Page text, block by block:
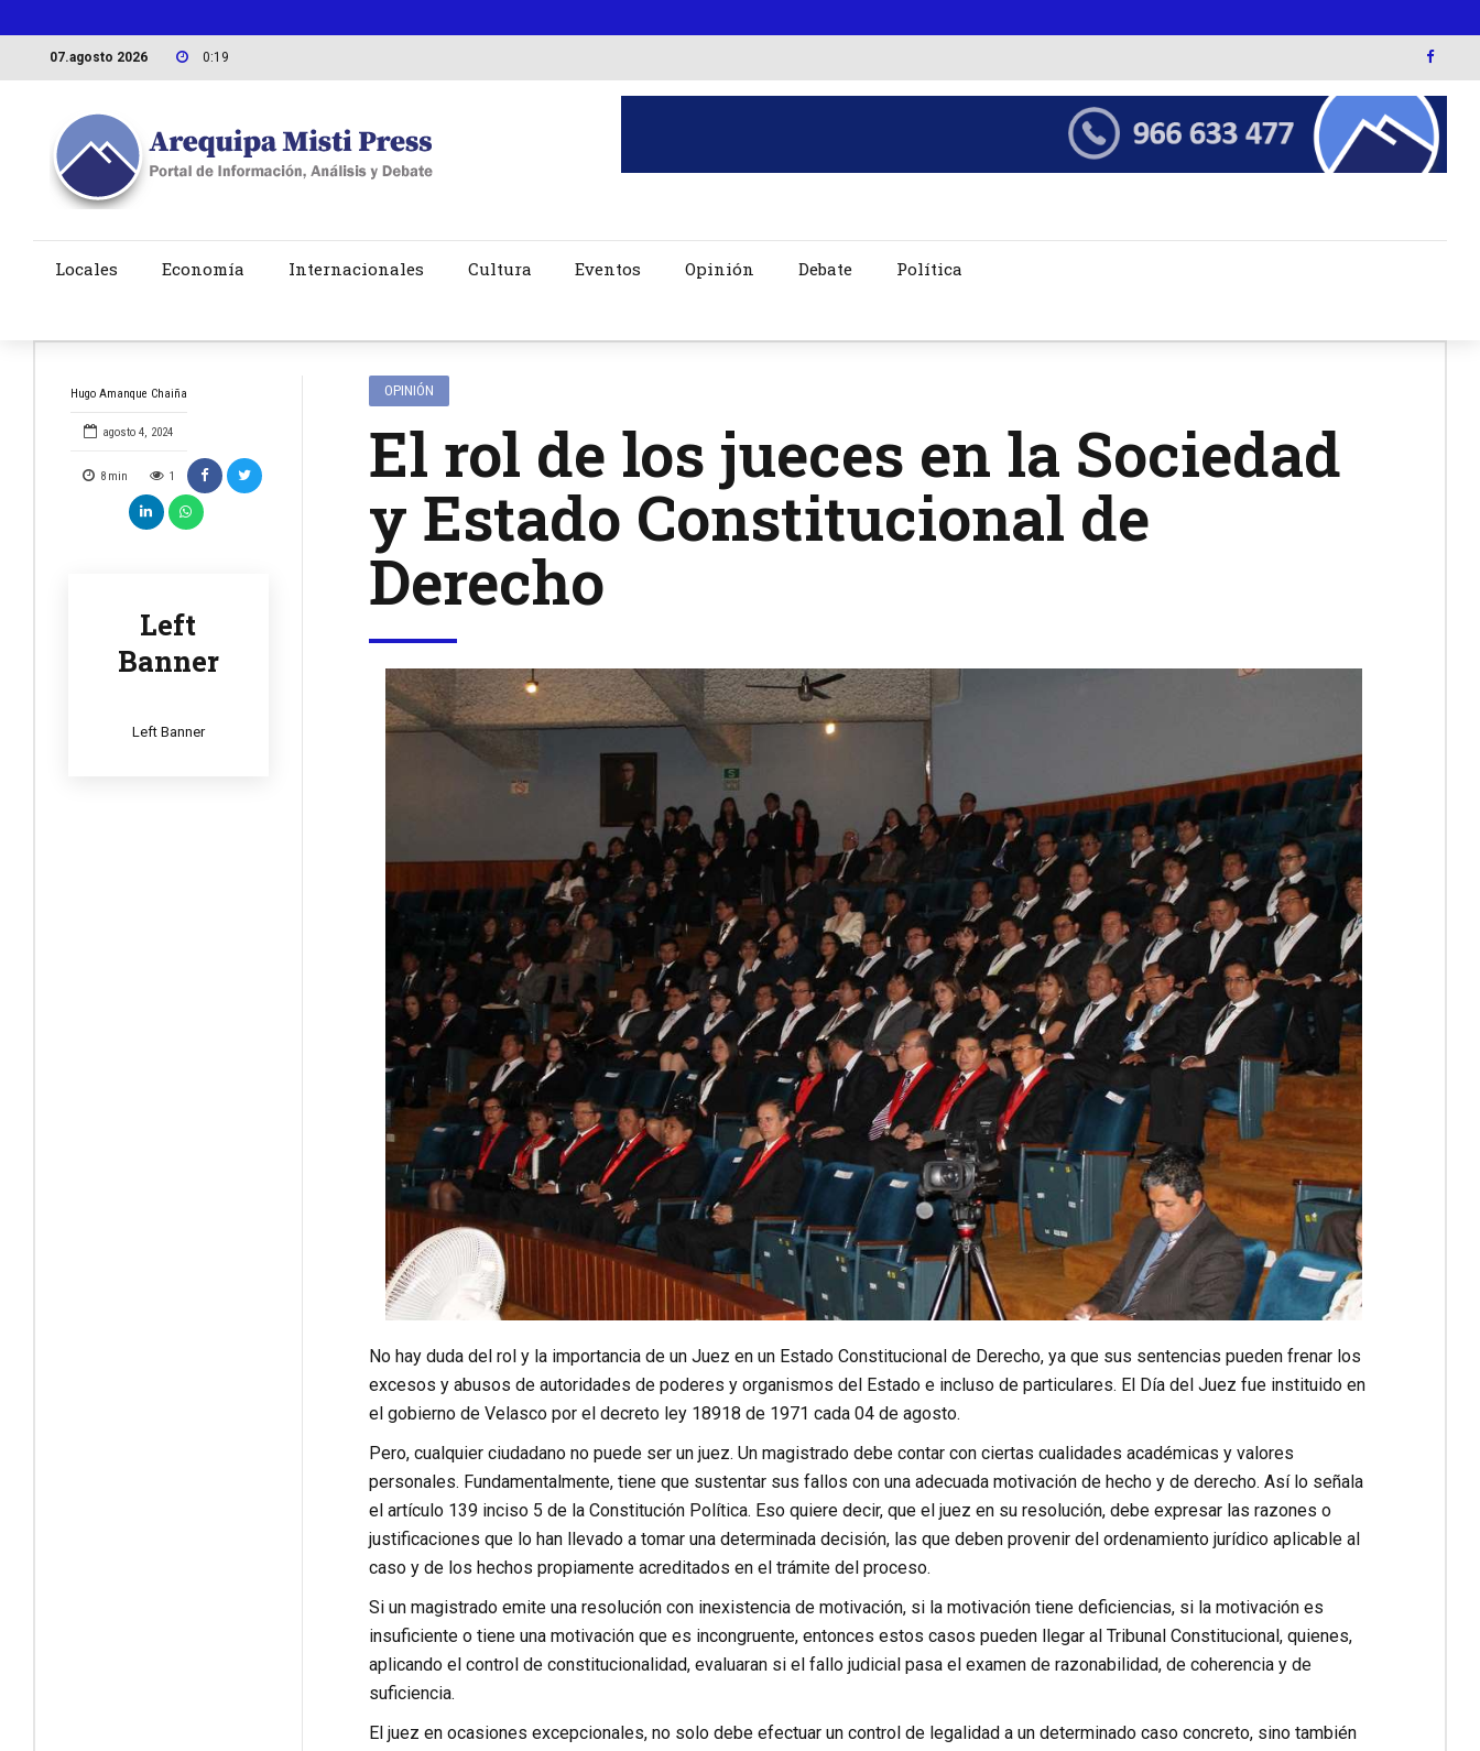
07.agosto 2026 0:19
Locales Economía Internacionales Cultura Eventos Opinión Debate Política
Hugo Amanque Chaiña
agosto 4, 2024
8 min 1
Left
Banner
Left Banner
OPINIÓN
El rol de los jueces en la Sociedad
y Estado Constitucional de
Derecho
No hay duda del rol y la importancia de un Juez en un Estado Constitucional de Derecho, ya que sus sentencias pueden frenar los
excesos y abusos de autoridades de poderes y organismos del Estado e incluso de particulares. El Día del Juez fue instituido en
el gobierno de Velasco por el decreto ley 18918 de 1971 cada 04 de agosto.
Pero, cualquier ciudadano no puede ser un juez. Un magistrado debe contar con ciertas cualidades académicas y valores
personales. Fundamentalmente, tiene que sustentar sus fallos con una adecuada motivación de hecho y de derecho. Así lo señala
el artículo 139 inciso 5 de la Constitución Política. Eso quiere decir, que el juez en su resolución, debe expresar las razones o
justificaciones que lo han llevado a tomar una determinada decisión, las que deben provenir del ordenamiento jurídico aplicable al
caso y de los hechos propiamente acreditados en el trámite del proceso.
Si un magistrado emite una resolución con inexistencia de motivación, si la motivación tiene deficiencias, si la motivación es
insuficiente o tiene una motivación que es incongruente, entonces estos casos pueden llegar al Tribunal Constitucional, quienes,
aplicando el control de constitucionalidad, evaluaran si el fallo judicial pasa el examen de razonabilidad, de coherencia y de
suficiencia.
El juez en ocasiones excepcionales, no solo debe efectuar un control de legalidad a un determinado caso concreto, sino también